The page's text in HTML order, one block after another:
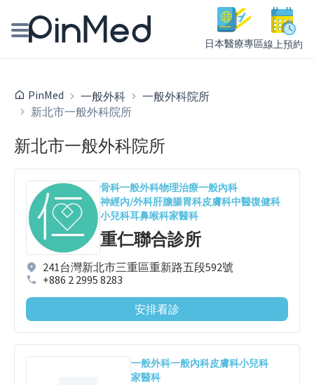
日本醫療專區線上預約
醫師專欄專訪
健康主題館
我是醫療人員
PinMed 一般外科
一般外科院所
新北市一般外科院所
新北市一般外科院所
骨科一般外科物理治療一般內科
神經內/外科肝膽腸胃科皮膚科中醫復健科
小兒科耳鼻喉科家醫科
重仁聯合診所
241台灣新北市三重區重新路五段592號
+886 2 2995 8283
安排看診
一般外科一般內科皮膚科小兒科
家醫科